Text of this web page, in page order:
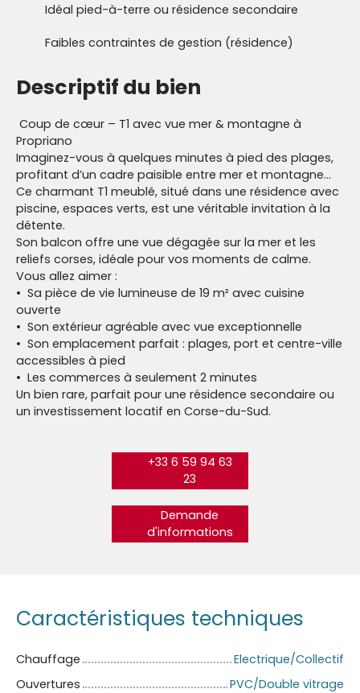
Idéal pied-à-terre ou résidence secondaire
Faibles contraintes de gestion (résidence)
Descriptif du bien
Coup de cœur – T1 avec vue mer & montagne à
Propriano
Imaginez-vous à quelques minutes à pied des plages,
profitant d’un cadre paisible entre mer et montagne…
Ce charmant T1 meublé, situé dans une résidence avec
piscine, espaces verts, est une véritable invitation à la
détente.
Son balcon offre une vue dégagée sur la mer et les
reliefs corses, idéale pour vos moments de calme.
Vous allez aimer :
Sa pièce de vie lumineuse de 19 m² avec cuisine
ouverte
Son extérieur agréable avec vue exceptionnelle
Son emplacement parfait : plages, port et centre-ville
accessibles à pied
Les commerces à seulement 2 minutes
Un bien rare, parfait pour une résidence secondaire ou
un investissement locatif en Corse-du-Sud.
+33 6 59 94 63
23
Demande
d'informations
Caractéristiques techniques
Chauffage
Electrique/Collectif
Ouvertures
PVC/Double vitrage